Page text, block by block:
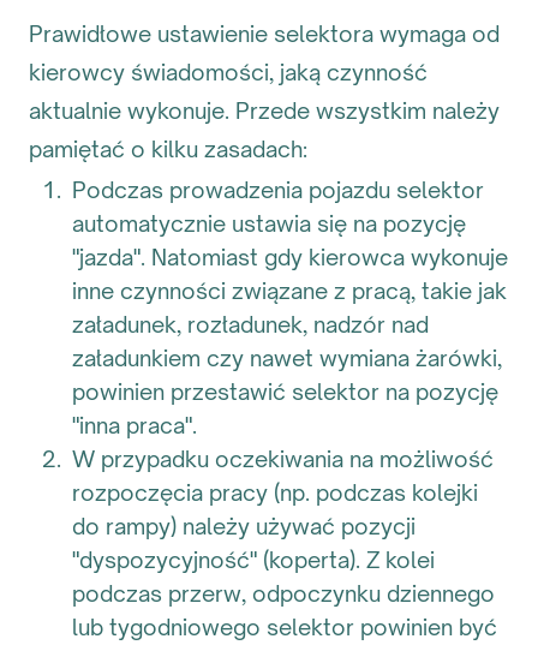
Prawidłowe ustawienie selektora wymaga od
kierowcy świadomości, jaką czynność
aktualnie wykonuje. Przede wszystkim należy
pamiętać o kilku zasadach:
Podczas prowadzenia pojazdu selektor
automatycznie ustawia się na pozycję
"jazda". Natomiast gdy kierowca wykonuje
inne czynności związane z pracą, takie jak
załadunek, rozładunek, nadzór nad
załadunkiem czy nawet wymiana żarówki,
powinien przestawić selektor na pozycję
"inna praca".
W przypadku oczekiwania na możliwość
rozpoczęcia pracy (np. podczas kolejki
do rampy) należy używać pozycji
"dyspozycyjność" (koperta). Z kolei
podczas przerw, odpoczynku dziennego
lub tygodniowego selektor powinien być